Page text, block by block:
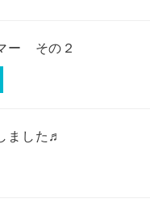
ー その２
ました♬